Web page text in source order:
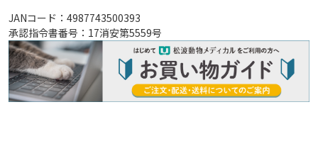
JANコード：4987743500393
承認指令書番号：17消安第5559号